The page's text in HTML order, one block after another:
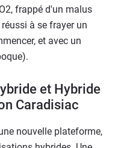
frappé d'un malus
à se frayer un
et avec un
et Hybride
Caradisiac
nouvelle plateforme,